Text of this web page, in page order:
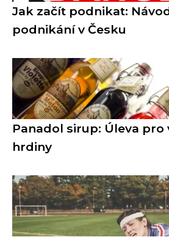
Jak začít podnikat:
podnikání v Česku
Panadol sirup: Úleva pro
hrdiny